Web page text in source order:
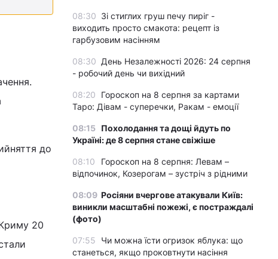
до
20
08:30 Зі стиглих груш печу пиріг -
виходить просто смакота: рецепт із
гарбузовим насінням
08:30 День Незалежності 2026: 24 серпня
- робочий день чи вихідний
08:20
Гороскоп на 8 серпня за картами
Таро: Дівам - суперечки, Ракам - емоції
08:15 Похолодання та дощі йдуть по
Україні: де 8 серпня стане свіжіше
08:10
Гороскоп на 8 серпня: Левам –
відпочинок, Козерогам – зустріч з рідними
08:09 Росіяни вчергове атакували Київ:
виникли масштабні пожежі, є постраждалі
(фото)
07:55
Чи можна їсти огризок яблука: що
станеться, якщо проковтнути насіння